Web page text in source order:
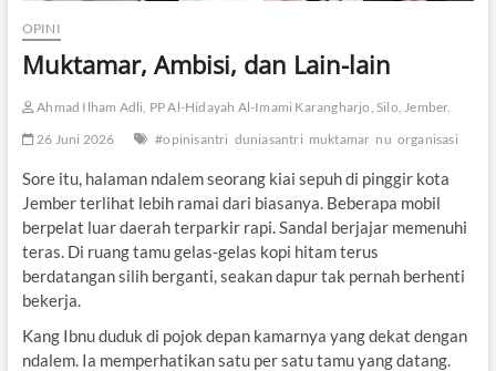
OPINI
Muktamar, Ambisi, dan Lain-lain
Ahmad Ilham Adli, PP Al-Hidayah Al-Imami Karangharjo, Silo, Jember.
26 Juni 2026
#opinisantri duniasantri muktamar nu organisasi
Sore itu, halaman ndalem seorang kiai sepuh di pinggir kota
Jember terlihat lebih ramai dari biasanya. Beberapa mobil
berpelat luar daerah terparkir rapi. Sandal berjajar memenuhi
teras. Di ruang tamu gelas-gelas kopi hitam terus
berdatangan silih berganti, seakan dapur tak pernah berhenti
bekerja.
Kang Ibnu duduk di pojok depan kamarnya yang dekat dengan
ndalem. Ia memperhatikan satu per satu tamu yang datang.